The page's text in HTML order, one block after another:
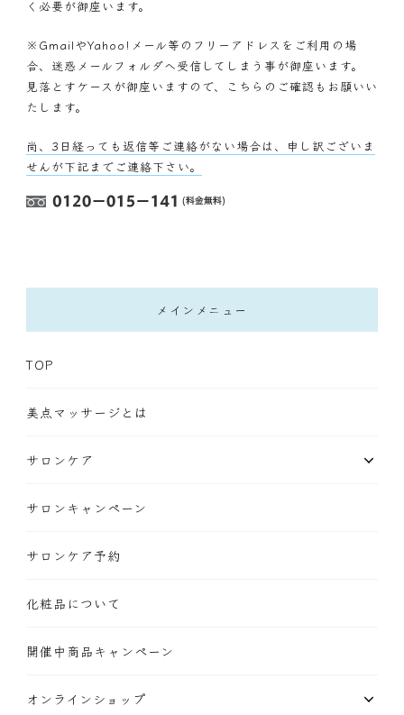
く必要が御座います。
※GmailやYahoo!メール等のフリーアドレスをご利用の場
合、迷惑メールフォルダへ受信してしまう事が御座います。
見落とすケースが御座いますので、こちらのご確認もお願いい
たします。
尚、3日経っても返信等ご連絡がない場合は、申し訳ございま
せんが下記までご連絡下さい。
メインメニュー
TOP
美点マッサージとは
サロンケア
サロンキャンペーン
サロンケア予約
化粧品について
開催中商品キャンペーン
オンラインショップ